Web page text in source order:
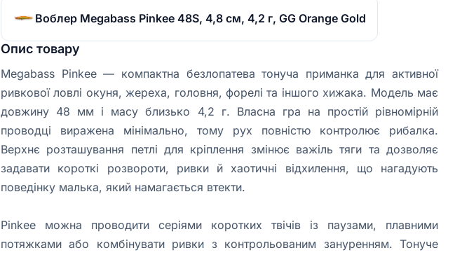
Воблер Megabass Pinkee 48S, 4,8 см, 4,2 г, GG Orange Gold
Опис товару
Megabass Pinkee — компактна безлопатева тонуча приманка для активної
ривкової ловлі окуня, жереха, головня, форелі та іншого хижака. Модель має
довжину 48 мм і масу близько 4,2 г. Власна гра на простій рівномірній
проводці виражена мінімально, тому рух повністю контролює рибалка.
Верхнє розташування петлі для кріплення змінює важіль тяги та дозволяє
задавати короткі розвороти, ривки й хаотичні відхилення, що нагадують
поведінку малька, який намагається втекти.
Pinkee можна проводити серіями коротких твічів із паузами, плавними
потяжками або комбінувати ривки з контрольованим зануренням. Тонуче